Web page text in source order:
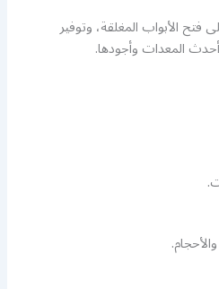
الأبواب المغلقة، وتوفير
المعدات وأجودها.